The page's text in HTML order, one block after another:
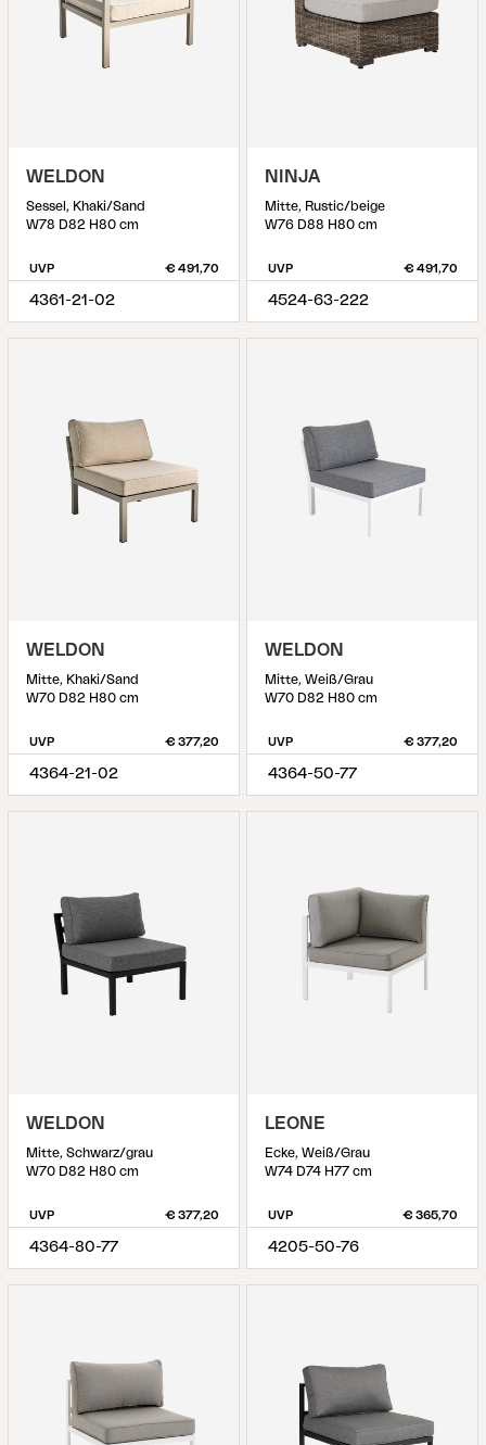
WELDON
Sessel, Khaki/Sand
W78 D82 H80 cm
UVP € 491,70
4361-21-02
NINJA
Mitte, Rustic/beige
W76 D88 H80 cm
UVP € 491,70
4524-63-222
WELDON
Mitte, Khaki/Sand
W70 D82 H80 cm
UVP € 377,20
4364-21-02
WELDON
Mitte, Weiß/Grau
W70 D82 H80 cm
UVP € 377,20
4364-50-77
WELDON
Mitte, Schwarz/grau
W70 D82 H80 cm
UVP € 377,20
4364-80-77
LEONE
Ecke, Weiß/Grau
W74 D74 H77 cm
UVP € 365,70
4205-50-76